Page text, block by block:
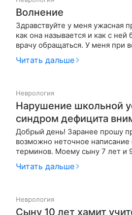
Волнение
Здравствуйте у меня ужасная
как она называется и как с ней
врачу обращаться. У меня при
декольте покрывается
если я немного заволновалась
Читать дальше
Неврология
Нарушение школьной
синдром дефицита
Добрый день! Заранее прошу
возможно неточное
терминов. Моему сыну 7 лет и
рождении были поставлены
церебральная ишемия 1 ст.,
По род.трв. ВУ…
Читать дальше
Неврология
Сыну 10 лет хамит